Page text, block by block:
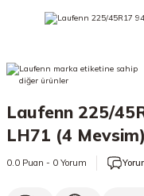
Laufenn 225/
LH71 (4
0.0 Puan - 0 Yorum